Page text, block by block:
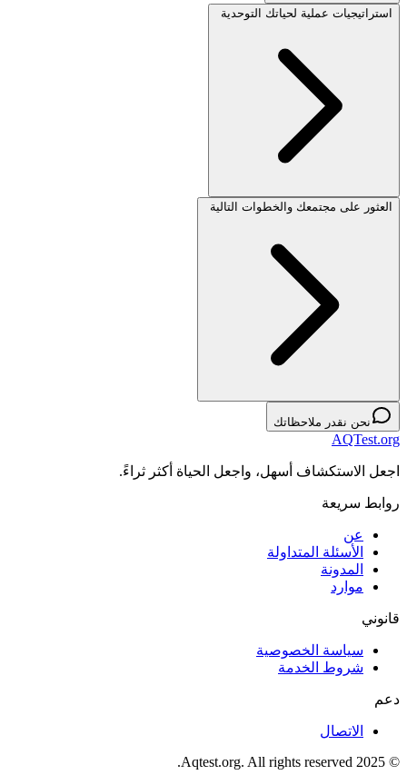
استراتيجيات عملية لحياتك التوحدية
العثور على مجتمعك والخطوات التالية
نحن نقدر ملاحظاتك
AQTest.org
اجعل الاستكشاف أسهل، واجعل الحياة أكثر ثراءً.
روابط سريعة
عن
الأسئلة المتداولة
المدونة
موارد
قانوني
سياسة الخصوصية
شروط الخدمة
دعم
الاتصال
© 2025 Aqtest.org. All rights reserved.